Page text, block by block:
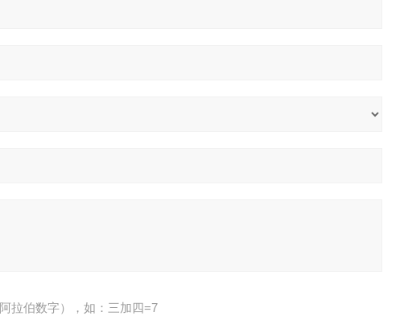
拉伯数字），如：三加四=7